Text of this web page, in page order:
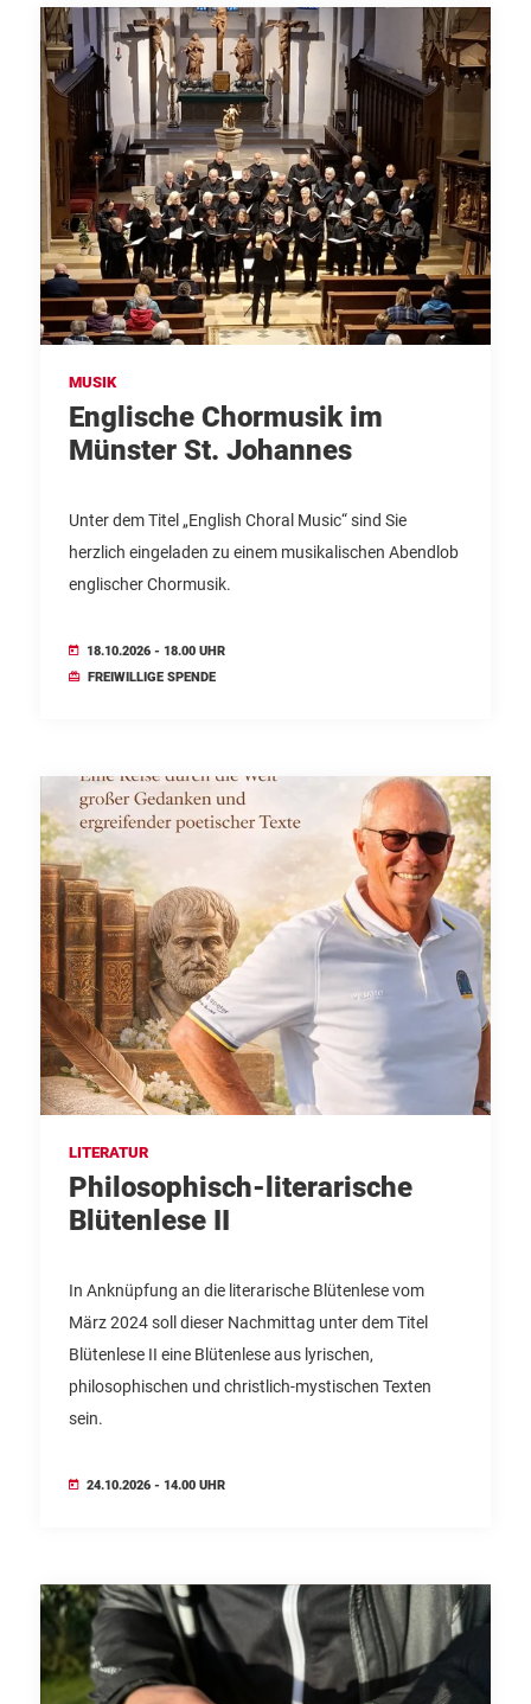
MUSIK
Englische Chormusik im
Münster St. Johannes
Unter dem Titel „English Choral Music“ sind Sie
herzlich eingeladen zu einem musikalischen Abendlob
englischer Chormusik.
18.10.2026 - 18.00 UHR
FREIWILLIGE SPENDE
LITERATUR
Philosophisch-literarische
Blütenlese II
In Anknüpfung an die literarische Blütenlese vom
März 2024 soll dieser Nachmittag unter dem Titel
Blütenlese II eine Blütenlese aus lyrischen,
philosophischen und christlich-mystischen Texten
sein.
24.10.2026 - 14.00 UHR